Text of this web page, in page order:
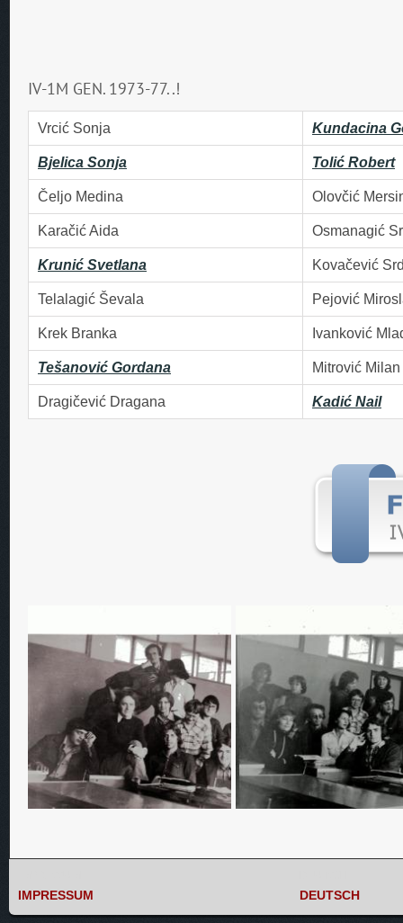
IV-1M GEN. 1973-77..!
Vrcić Sonja Kundacina
Bjelica Sonja Tolić Robert
Čeljo Medina Olovčić
Karačić Aida Osmanagić
Krunić Svetlana Kovačević
Telalagić Ševala Pejović
Krek Branka Ivanković
Tešanović Gordana Mitrović Milan
Dragičević Dragana Kadić Nail
IMPRESSUM DEUTSCH